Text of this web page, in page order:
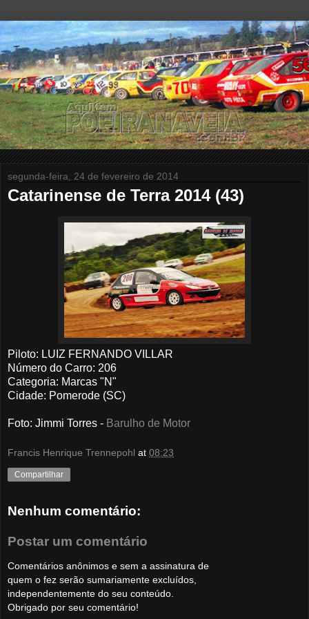
segunda-feira, 24 de fevereiro de 2014
Catarinense de Terra 2014 (43)
Piloto: LUIZ FERNANDO VILLAR
Número do Carro: 206
Categoria: Marcas "N"
Cidade: Pomerode (SC)
Foto: Jimmi Torres - Barulho de Motor
Francis Henrique Trennepohl at 08:23
Compartilhar
Nenhum comentário:
Postar um comentário
Comentários anônimos e sem a assinatura de
quem o fez serão sumariamente excluídos,
independentemente do seu conteúdo.
Obrigado por seu comentário!